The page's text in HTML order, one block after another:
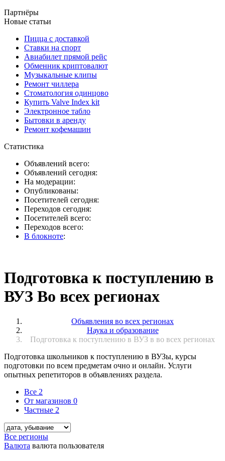
Партнёры
Новые статьи
Пицца с доставкой
Ставки на спорт
Авиабилет прямой рейс
Обменник криптовалют
Музыкальные клипы
Ремонт чиллера
Стоматология одинцово
Купить Valve Index kit
Электронное табло
Бытовки в аренду
Ремонт кофемашин
Статистика
Объявлений всего:
Объявлений сегодня:
На модерации:
Опубликованы:
Посетителей сегодня:
Переходов сегодня:
Посетителей всего:
Переходов всего:
В блокноте:
Подготовка к поступлению в
ВУЗ Во всех регионах
Объявления во всех регионах
Наука и образование
Подготовка к поступлению в ВУЗ в во всех регионах
Подготовка школьников к поступлению в ВУЗы, курсы
подготовки по всем предметам очно и онлайн. Услуги
опытных репетиторов в объявлениях раздела.
Все 2
От магазинов 0
Частные 2
Все регионы
Валюта валюта пользователя